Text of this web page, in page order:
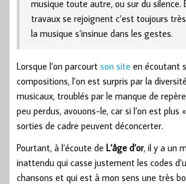
musique toute autre, ou sur du silence.
travaux se rejoignent c’est toujours
la musique s’insinue dans les gestes.
Lorsque l’on parcourt son site en écoutant
compositions, l’on est surpris par la
musicaux, troublés par le manque de
peu perdus, avouons-le, car si l’on est plus
sorties de cadre peuvent déconcerter.
Pourtant, à l’écoute de L’âge d’or, il y a un
inattendu qui casse justement les codes
chansons et qui est à mon sens une très